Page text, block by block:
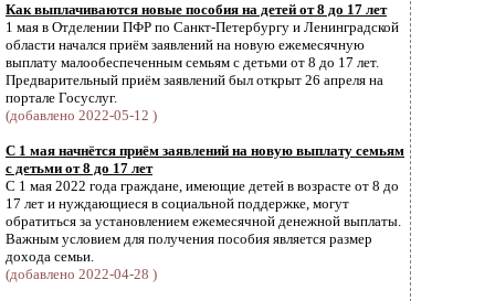
Как выплачиваются новые пособия на детей от 8 до 17 лет
1 мая в Отделении ПФР по Санкт-Петербургу и Ленинградской
области начался приём заявлений на новую ежемесячную
выплату малообеспеченным семьям с детьми от 8 до 17 лет.
Предварительный приём заявлений был открыт 26 апреля на
портале Госуслуг.
(добавлено 2022-05-12 )
С 1 мая начнётся приём заявлений на новую выплату семьям
с детьми от 8 до 17 лет
С 1 мая 2022 года граждане, имеющие детей в возрасте от 8 до
17 лет и нуждающиеся в социальной поддержке, могут
обратиться за установлением ежемесячной денежной выплаты.
Важным условием для получения пособия является размер
дохода семьи.
(добавлено 2022-04-28 )